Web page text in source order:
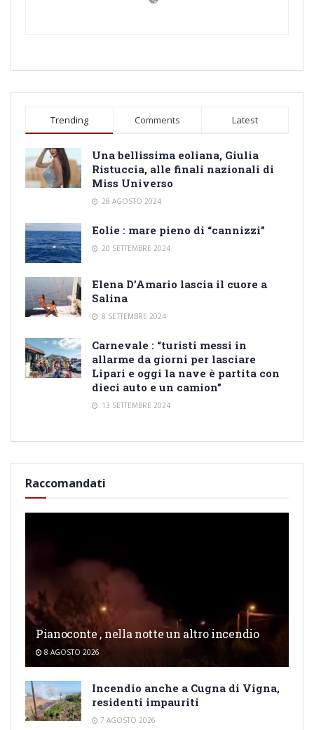
Trending Comments Latest
Una bellissima eoliana, Giulia
Ristuccia, alle finali nazionali di
Miss Universo
28 AGOSTO 2024
Eolie : mare pieno di “cannizzi”
20 SETTEMBRE 2024
Elena D’Amario lascia il cuore a
Salina
8 SETTEMBRE 2024
Carnevale : “turisti messi in
allarme da giorni per lasciare
Lipari e oggi la nave è partita con
dieci auto e un camion”
13 SETTEMBRE 2024
Raccomandati
Pianoconte , nella notte un altro incendio
8 AGOSTO 2026
Incendio anche a Cugna di Vigna,
residenti impauriti
7 AGOSTO 2026